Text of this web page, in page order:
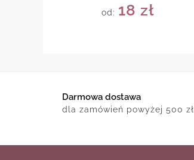
od: 18 zł
Darmowa dostawa
dla zamówień powyżej 500 zł